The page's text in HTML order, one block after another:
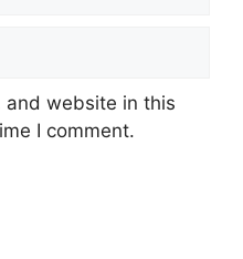
and website in this
I comment.